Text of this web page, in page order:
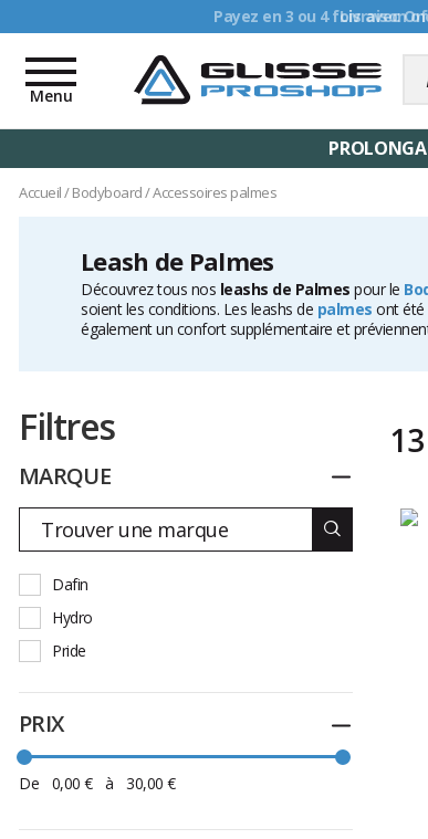
Livraison
Toggle
navigation
Menu
Accueil/Bodyboard/Accessoires palmes
Leash de Palmes
Découvrez tous nos leashs de Palmes pour le
soient les conditions. Les leashs de palmes ont été
également un confort supplémentaire et
Filtres
MARQUE Replier
Dafin
Hydro
Pride
PRIX Replier
De 0,00 € à 30,00 €